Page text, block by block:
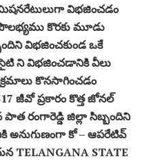
విభజించడం
కొరకు మూడు
విభజించకుండ ఒకే
ని విభజించడానికి వీలు
కొనసాగించడం
జీవో ప్రకారం కొత్త జోనల్
పాత రంగారెడ్డి జిల్లా సిబ్బందిని
అనుగుణంగా కో – ఆపరేటివ్
TELANGANA STATE